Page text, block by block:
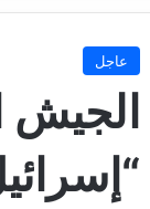
عاجل
الجيش